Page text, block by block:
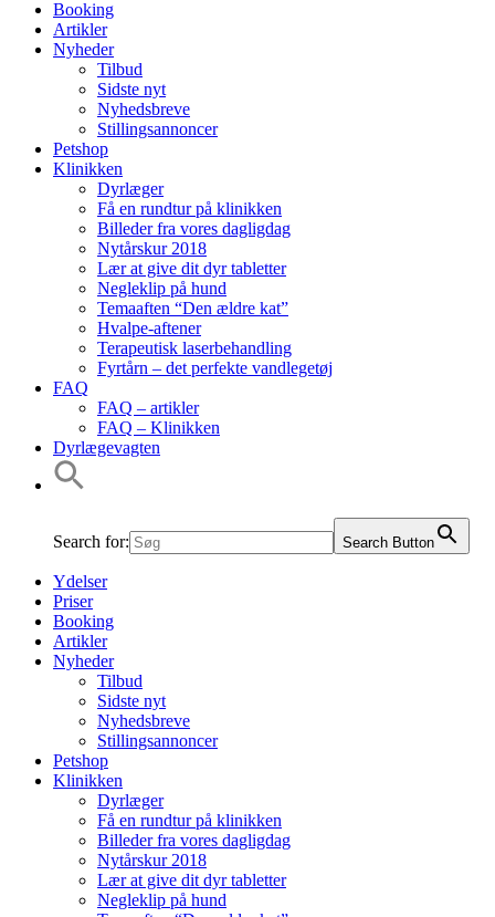
Booking
Artikler
Nyheder
Tilbud
Sidste nyt
Nyhedsbreve
Stillingsannoncer
Petshop
Klinikken
Dyrlæger
Få en rundtur på klinikken
Billeder fra vores dagligdag
Nytårskur 2018
Lær at give dit dyr tabletter
Negleklip på hund
Temaaften “Den ældre kat”
Hvalpe-aftener
Terapeutisk laserbehandling
Fyrtårn – det perfekte vandlegetøj
FAQ
FAQ – artikler
FAQ – Klinikken
Dyrlægevagten
Search for: Search Button
Ydelser
Priser
Booking
Artikler
Nyheder
Tilbud
Sidste nyt
Nyhedsbreve
Stillingsannoncer
Petshop
Klinikken
Dyrlæger
Få en rundtur på klinikken
Billeder fra vores dagligdag
Nytårskur 2018
Lær at give dit dyr tabletter
Negleklip på hund